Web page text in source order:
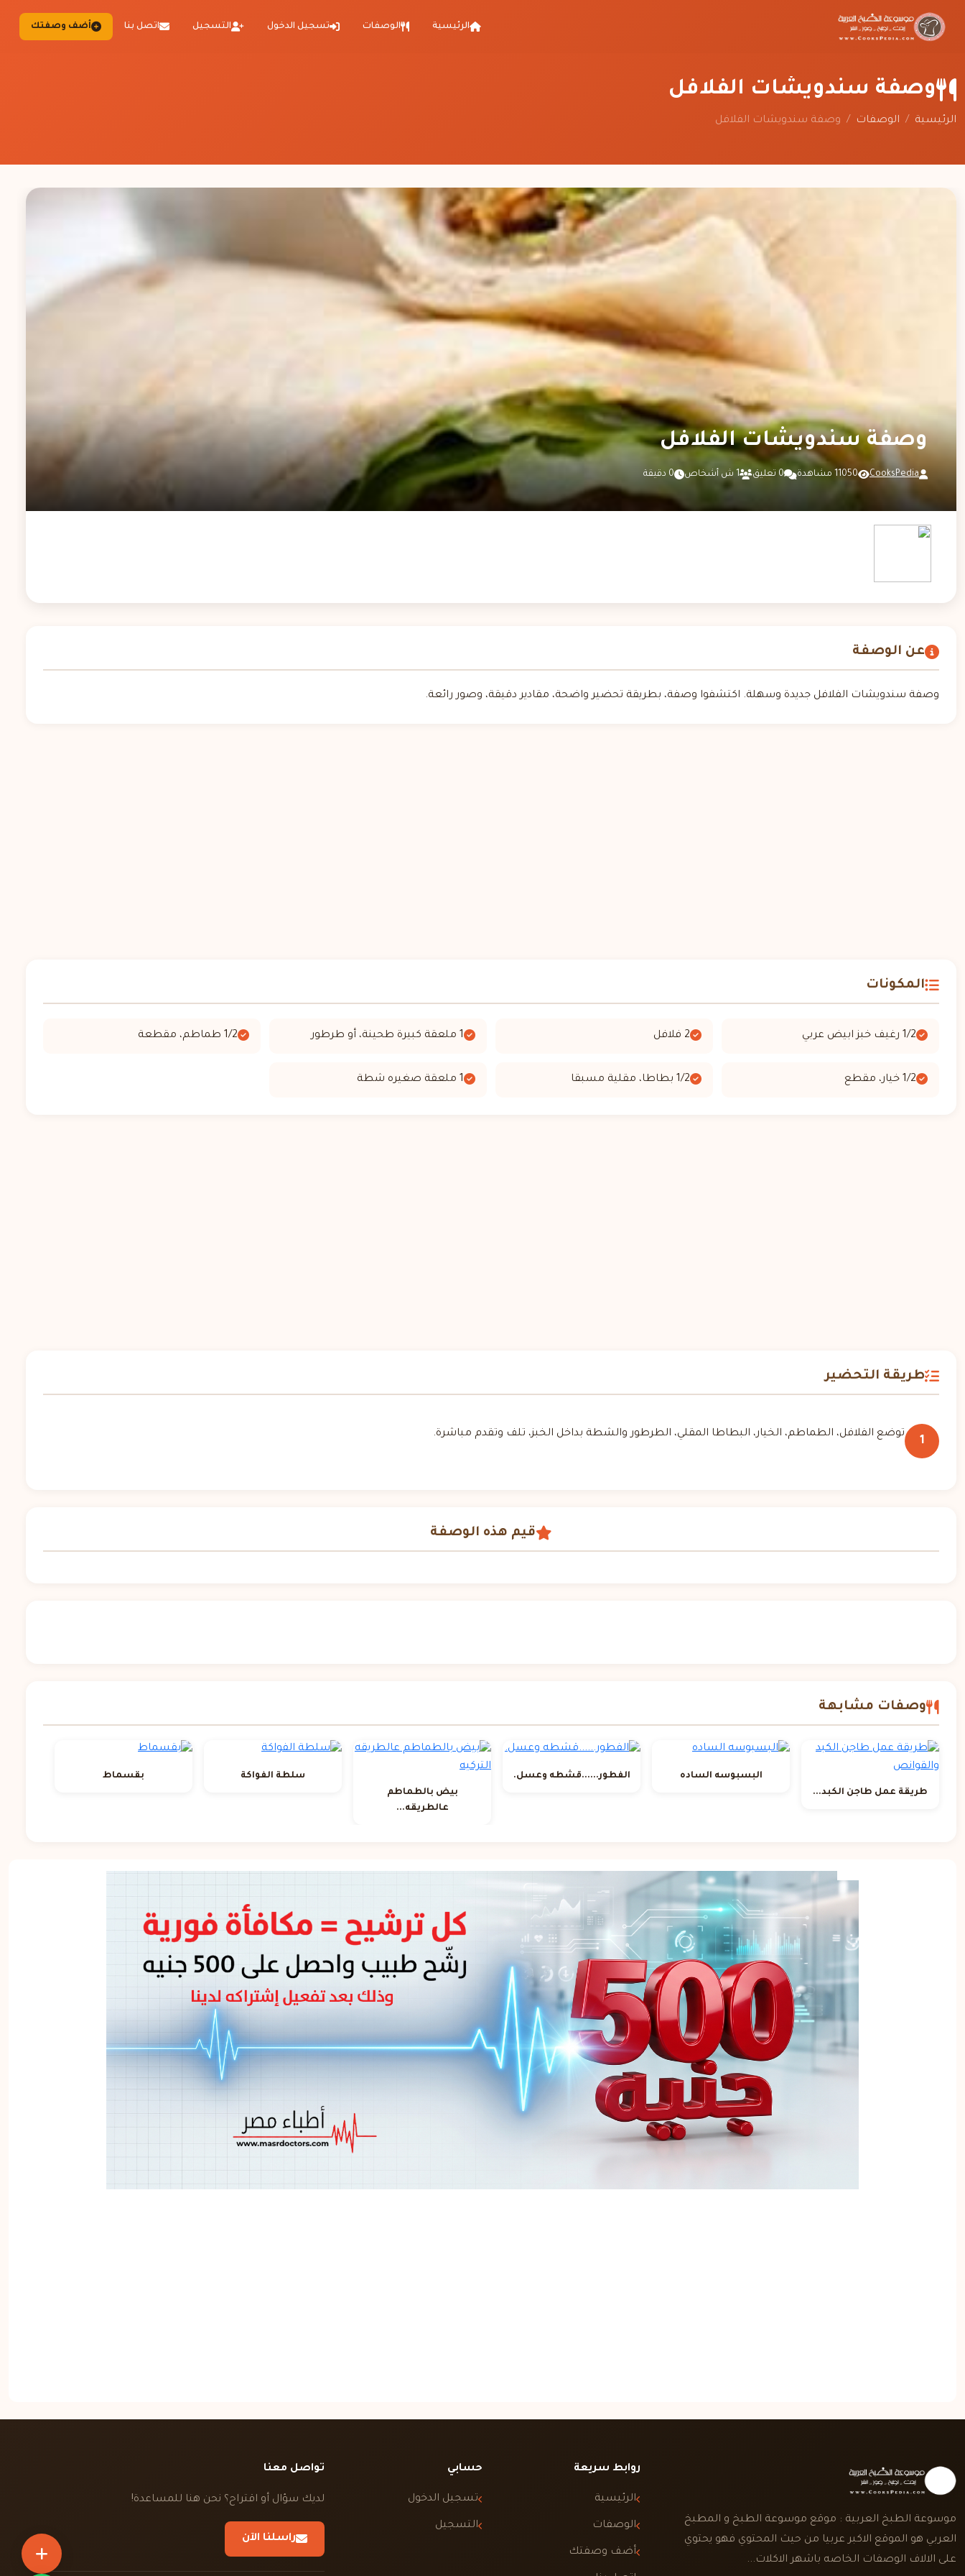
الرئيسية الوصفات تسجيل الدخول التسجيل اتصل بنا أضف وصفتك
وصفة سندويشات الفلافل
الرئيسية / الوصفات / وصفة سندويشات الفلافل
وصفة سندويشات الفلافل
CooksPedia 11050 مشاهدة 0 تعليق 1 ش أشخاص 0 دقيقة
عن الوصفة
وصفة سندويشات الفلافل جديدة وسهلة. اكتشفوا وصفة، بطريقة تحضير واضحة، مقادير دقيقة، وصور رائعة.
المكونات
1/2 رغيف خبز ابيض عربي 2 فلافل 1 ملعقة كبيرة طحينة، أو طرطور 1/2 طماطم، مقطعة
1/2 خيار، مقطع 1/2 بطاطا، مقلية مسبقا 1 ملعقة صغيره شطة
طريقة التحضير
1
توضع الفلافل، الطماطم، الخيار، البطاطا المقلي، الطرطور والشطة بداخل الخبز، تلف وتقدم مباشرة.
قيم هذه الوصفة
وصفات مشابهة
طريقة عمل طاجن الكبد...
البسبوسه الساده
الفطور......قشطه وعسل.
بيض بالطماطم
عالطريقه...
سلطة الفواكة بقسماط
موسوعة الطبخ العربية : موقع موسوعة الطبخ و المطبخ
العربي هو الموقع الاكبر عربيا من حيث المحتوي فهو يحتوي
على الالاف الوصفات الخاصه باشهر الاكلات...
روابط سريعة
الرئيسية
الوصفات
أضف وصفتك
حسابي
تسجيل الدخول
التسجيل
تواصل معنا
لديك سؤال أو اقتراح؟ نحن هنا للمساعدة!
راسلنا الآن